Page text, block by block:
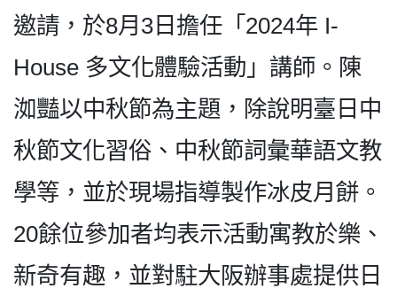
邀請，於8月3日擔任「2024年 I-
House 多文化體驗活動」講師。陳
洳豔以中秋節為主題，除說明臺日中
秋節文化習俗、中秋節詞彙華語文教
學等，並於現場指導製作冰皮月餅。
20餘位參加者均表示活動寓教於樂、
新奇有趣，並對駐大阪辦事處提供日